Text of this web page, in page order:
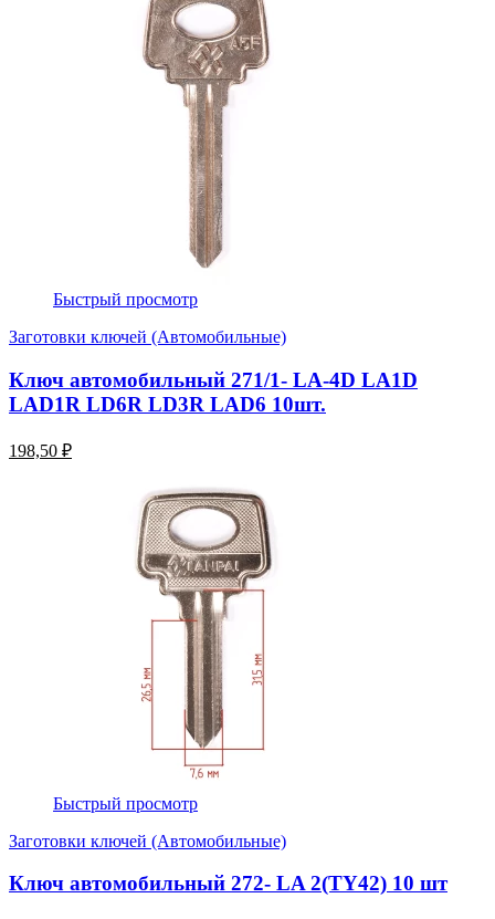
Быстрый просмотр
Заготовки ключей (Автомобильные)
Ключ автомобильный 271/1- LA-4D LA1D
LAD1R LD6R LD3R LAD6 10шт.
198,50 ₽
Быстрый просмотр
Заготовки ключей (Автомобильные)
Ключ автомобильный 272- LA 2(TY42) 10 шт